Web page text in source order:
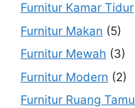
Furnitur Kamar Tidur
Furnitur Makan (5)
Furnitur Mewah (3)
Furnitur Modern (2)
Furnitur Ruang Tamu